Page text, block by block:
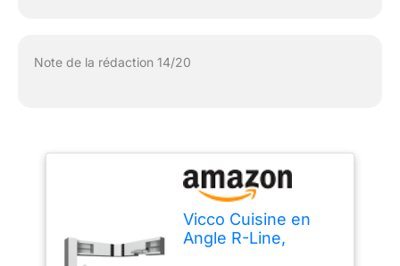
Note de la rédaction 14/20
Vicco Cuisine en
Angle R-Line,